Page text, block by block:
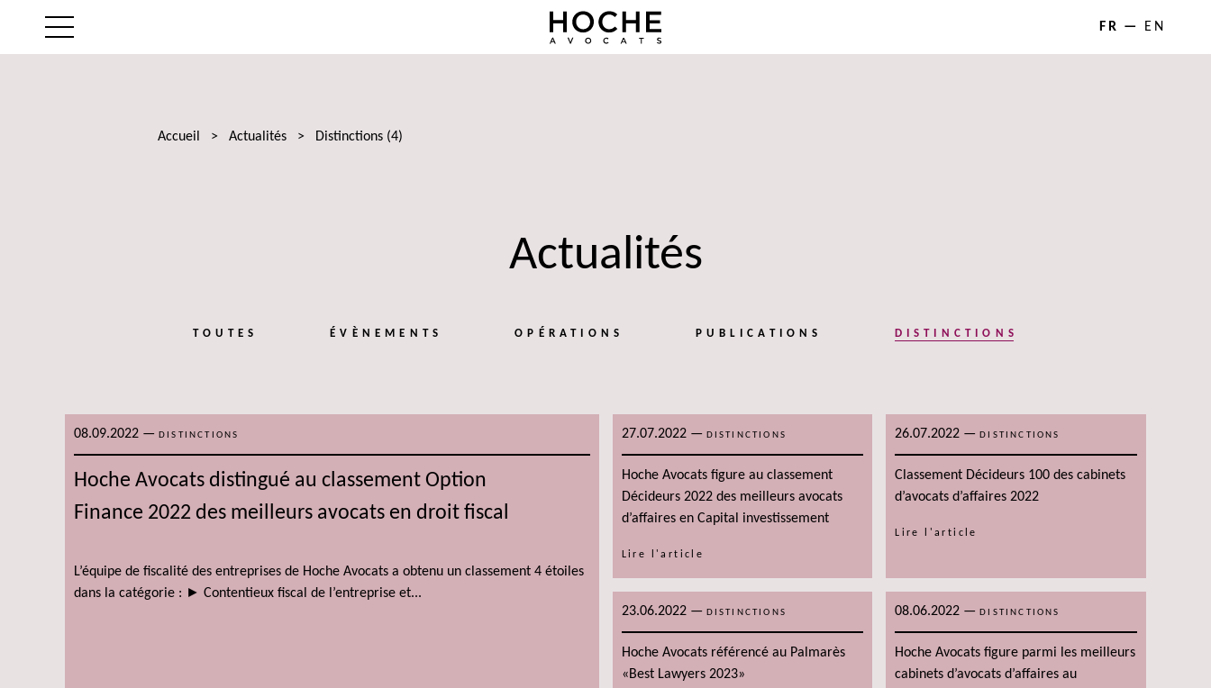
FR EN
NOS EXPERTISES
Accueil > Actualités > Distinctions (4)
Actualités
TOUTES ÉVÈNEMENTS OPÉRATIONS PUBLICATIONS DISTINCTIONS
08.09.2022 — DISTINCTIONS
Hoche Avocats distingué au classement Option
Finance 2022 des meilleurs avocats en droit fiscal
L’équipe de fiscalité des entreprises de Hoche Avocats a obtenu un classement 4 étoiles
dans la catégorie : ► Contentieux fiscal de l’entreprise et...
27.07.2022— DISTINCTIONS
Hoche Avocats figure au classement
Décideurs 2022 des meilleurs avocats
d’affaires en Capital investissement
Lire l'article
26.07.2022 —DISTINCTIONS
Classement Décideurs 100 des cabinets
d’avocats d’affaires 2022
Lire l'article
23.06.2022— DISTINCTIONS
Hoche Avocats référencé au Palmarès
«Best Lawyers 2023»
08.06.2022 —DISTINCTIONS
Hoche Avocats figure parmi les meilleurs
cabinets d’avocats d’affaires au